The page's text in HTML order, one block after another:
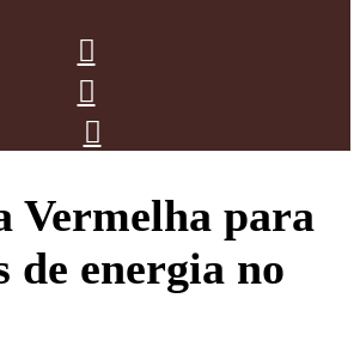
Vermelha para
de energia no